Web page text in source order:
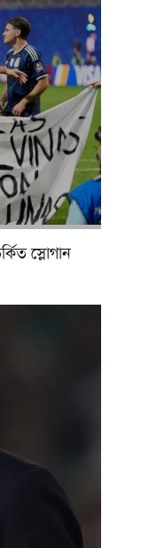
স্লোগান